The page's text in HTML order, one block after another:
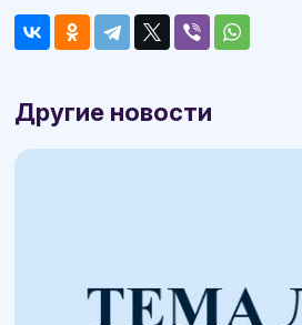
Другие новости